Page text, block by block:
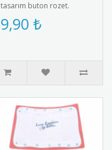
tasarım buton rozet.
Babaların gururla
takabileceği, kaliteli
9,90 ₺